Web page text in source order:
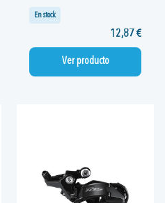
En stock
12,87 €
Ver producto